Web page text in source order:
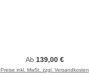
Regulärer Preis:
Ab 139,00 €
Preise inkl. MwSt. zzgl. Versandkosten